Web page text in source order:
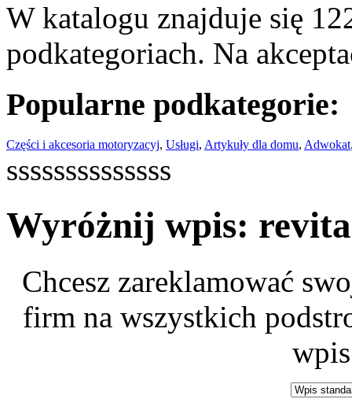
W katalogu znajduje się
podkategoriach. Na
Popularne podkategorie:
Części i akcesoria motoryzacyj, Usługi, Artykuły dla domu, Adwokat
ssssssssssssss
Wyróżnij wpis:
Chcesz zareklamować
firm na wszystkich